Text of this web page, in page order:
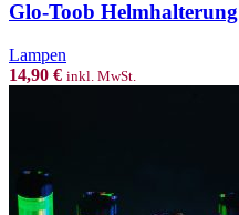
has
options
Glo-Toob Helmhalterung
Lampen
14,90 € inkl. MwSt.